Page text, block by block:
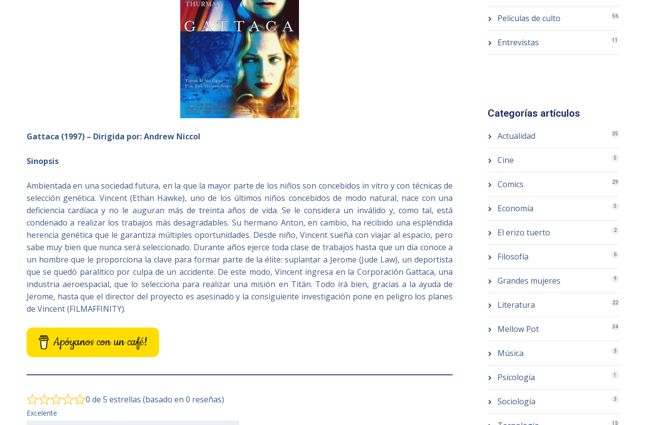
Gattaca (1997) – Dirigida por: Andrew Niccol
Sinopsis
Ambientada en una sociedad futura, en la que la mayor parte de los niños son concebidos in vitro y con técnicas de
selección genética. Vincent (Ethan Hawke), uno de los últimos niños concebidos de modo natural, nace con una
deficiencia cardíaca y no le auguran más de treinta años de vida. Se le considera un inválido y, como tal, está
condenado a realizar los trabajos más desagradables. Su hermano Anton, en cambio, ha recibido una espléndida
herencia genética que le garantiza múltiples oportunidades. Desde niño, Vincent sueña con viajar al espacio, pero
sabe muy bien que nunca será seleccionado. Durante años ejerce toda clase de trabajos hasta que un día conoce a
un hombre que le proporciona la clave para formar parte de la élite: suplantar a Jerome (Jude Law), un deportista
que se quedó paralítico por culpa de un accidente. De este modo, Vincent ingresa en la Corporación Gattaca, una
industria aeroespacial, que lo selecciona para realizar una misión en Titán. Todo irá bien, gracias a la ayuda de
Jerome, hasta que el director del proyecto es asesinado y la consiguiente investigación pone en peligro los planes
de Vincent (FILMAFFINITY).
Apóyanos con un café!
0 de 5 estrellas (basado en 0 reseñas)
Excelente
Películas de culto 56
Entrevistas 11
Categorías artículos
Actualidad 35
Cine 5
Comics 29
Economía 5
El erizo tuerto 2
Filosofía 6
Grandes mujeres 9
Literatura 22
Mellow Pot 34
Música 3
Psicología 1
Sociología 3
15